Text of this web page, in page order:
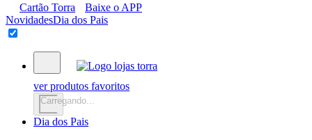
Cartão Torra
Baixe o APP
NovidadesDia dos Pais
ver produtos favoritos
Carregando...
Dia dos Pais